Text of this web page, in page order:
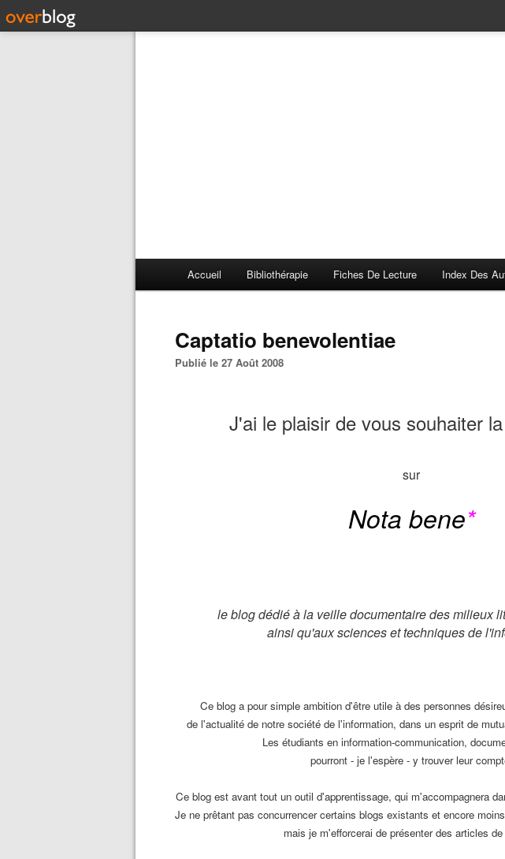
Accueil Bibliothérapie Fiches De Lecture Index Des
Captatio benevolentiae
Publié le 27 Août 2008
J'ai le plaisir de vous souhaiter
sur
Nota bene*
le blog dédié à la veille documentaire des milieux
ainsi qu'aux sciences et techniques de
Ce blog a pour simple ambition d'être utile à des personnes
de l'actualité de notre société de l'information, dans un esprit de
Les étudiants en information-communication,
pourront - je l'espère - y trouver leur
Ce blog est avant tout un outil d'apprentissage, qui m'accompagnera
Je ne prêtant pas concurrencer certains blogs existants et encore
mais je m'efforcerai de présenter des articles